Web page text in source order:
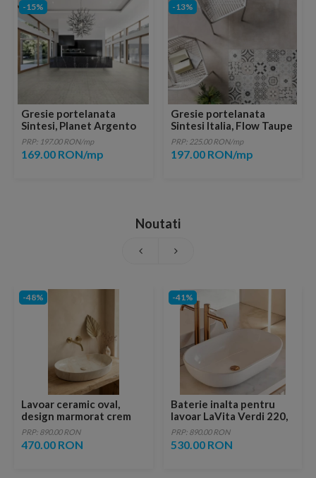
-15%
Gresie portelanata
Sintesi, Planet Argento
45x45 cm
PRP: 197.00 RON/mp
169.00 RON/mp
-13%
Gresie portelanata
Sintesi Italia, Flow Taupe
60,4x60,4 cm
PRP: 225.00 RON/mp
197.00 RON/mp
Noutati
-48%
Lavoar ceramic oval,
design marmorat crem
lucios cu vene aurii,
ventil inclus
PRP: 890.00 RON
470.00 RON
-41%
Baterie inalta pentru
lavoar LaVita Verdi 220,
fara ventil, brushed
copper
PRP: 890.00 RON
530.00 RON